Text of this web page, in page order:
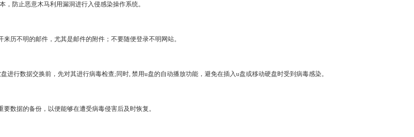
，防止恶意木马利用漏洞进行入侵感染操作系统。
历不明的邮件，尤其是邮件的附件；不要随便登录不明网站。
进行数据交换前，先对其进行病毒检查;同时, 禁用u盘的自动播放功能，避免在插入u盘或移动硬盘时受到病毒感染。
数据的备份，以便能够在遭受病毒侵害后及时恢复。